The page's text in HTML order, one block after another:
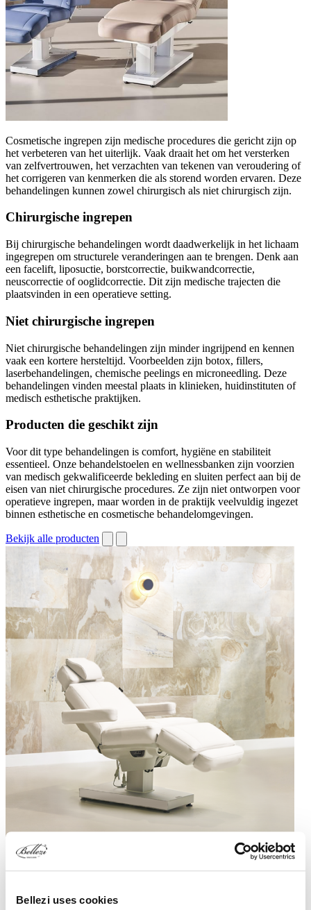
Bellezi uses cookies
Cosmetische ingrepen zijn medische procedures die gericht zijn op
het verbeteren van het uiterlijk. Vaak draait het om het versterken
van zelfvertrouwen, het verzachten van tekenen van veroudering of
het corrigeren van kenmerken die als storend worden ervaren. Deze
behandelingen kunnen zowel chirurgisch als niet chirurgisch zijn.
Chirurgische ingrepen
Bij chirurgische behandelingen wordt daadwerkelijk in het lichaam
ingegrepen om structurele veranderingen aan te brengen. Denk aan
een facelift, liposuctie, borstcorrectie, buikwandcorrectie,
neuscorrectie of ooglidcorrectie. Dit zijn medische trajecten die
plaatsvinden in een operatieve setting.
Niet chirurgische ingrepen
Niet chirurgische behandelingen zijn minder ingrijpend en kennen
vaak een kortere hersteltijd. Voorbeelden zijn botox, fillers,
laserbehandelingen, chemische peelings en microneedling. Deze
behandelingen vinden meestal plaats in klinieken, huidinstituten of
medisch esthetische praktijken.
Producten die geschikt zijn
Voor dit type behandelingen is comfort, hygiëne en stabiliteit
essentieel. Onze behandelstoelen en wellnessbanken zijn voorzien
van medisch gekwalificeerde bekleding en sluiten perfect aan bij de
eisen van niet chirurgische procedures. Ze zijn niet ontworpen voor
operatieve ingrepen, maar worden in de praktijk veelvuldig ingezet
binnen esthetische en cosmetische behandelomgevingen.
Bekijk alle producten